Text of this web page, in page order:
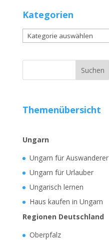
Kategorien
Kategorien
Themenübersicht
Ungarn
Ungarn für Auswanderer
Ungarn für Urlauber
Ungarisch lernen
Haus kaufen in Ungarn
Regionen Deutschland
Oberpfalz